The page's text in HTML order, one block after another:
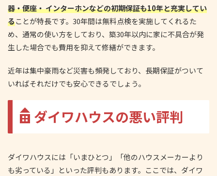
器・便座・ インターホンなどの初期保証も10年と充実してい
ることが特長です。30年間は無料点検を実施してくれるた
め、通常の使い方をしており、築30年以内に家に不具合が発
生した場合でも費用を抑えて修繕ができます。
近年は集中豪雨など災害も頻発しており、長期保証がついて
いればそれだけでも安心できるでしょう。
ダイワハウスの悪い評判
ダイワハウスには「いまひとつ」「他のハウスメーカーより
も劣っている」といった評判もあります。ここでは、ダイワ